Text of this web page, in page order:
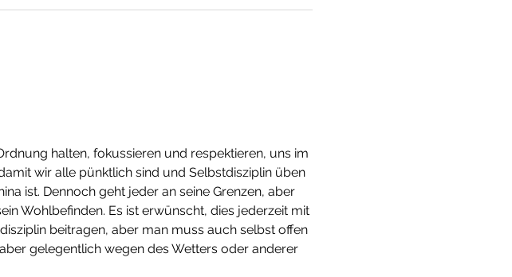
halten, fokussieren und respektieren, uns im
wir alle pünktlich sind und Selbstdisziplin üben
ist. Dennoch geht jeder an seine Grenzen, aber
Wohlbefinden. Es ist erwünscht, dies jederzeit mit
beitragen, aber man muss auch selbst offen
gelegentlich wegen des Wetters oder anderer